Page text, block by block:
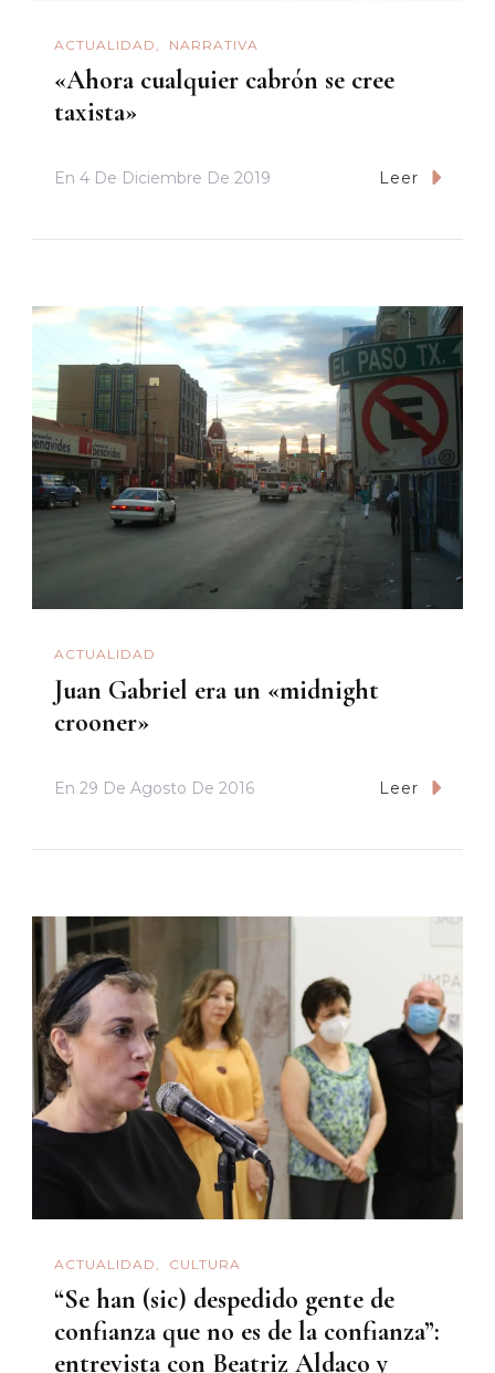
ACTUALIDAD NARRATIVA
«Ahora cualquier cabrón se cree
taxista»
En 4 De Diciembre De 2019 Leer
ACTUALIDAD
Juan Gabriel era un «midnight
crooner»
En 29 De Agosto De 2016 Leer
ACTUALIDAD CULTURA
“Se han (sic) despedido gente de
confianza que no es de la confianza”:
entrevista con Beatriz Aldaco y